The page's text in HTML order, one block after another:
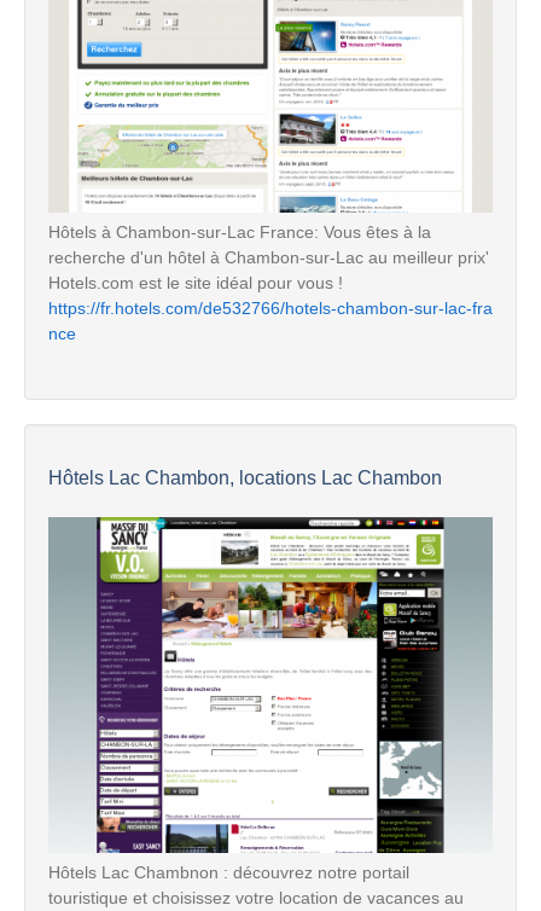
Hôtels à Chambon-sur-Lac France: Vous êtes à la
recherche d'un hôtel à Chambon-sur-Lac au meilleur prix'
Hotels.com est le site idéal pour vous !
https://fr.hotels.com/de532766/hotels-chambon-sur-lac-fra
nce
Hôtels Lac Chambon, locations Lac Chambon
Hôtels Lac Chambnon : découvrez notre portail
touristique et choisissez votre location de vacances au